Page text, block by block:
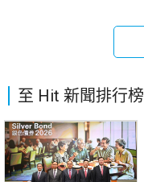
至 Hit 新聞排行榜